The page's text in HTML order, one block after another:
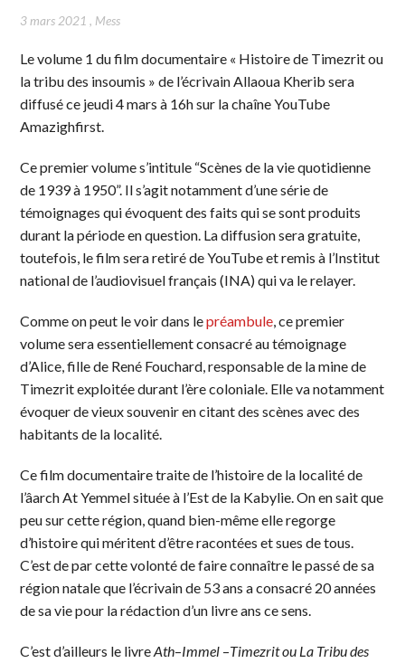
3 mars 2021 , Mess
Le volume 1 du film documentaire « Histoire de Timezrit ou
la tribu des insoumis » de l’écrivain Allaoua Kherib sera
diffusé ce jeudi 4 mars à 16h sur la chaîne YouTube
Amazighfirst.
Ce premier volume s’intitule “Scènes de la vie quotidienne
de 1939 à 1950”. Il s’agit notamment d’une série de
témoignages qui évoquent des faits qui se sont produits
durant la période en question. La diffusion sera gratuite,
toutefois, le film sera retiré de YouTube et remis à l’Institut
national de l’audiovisuel français (INA) qui va le relayer.
Comme on peut le voir dans lepréambule, ce premier
volume sera essentiellement consacré au témoignage
d’Alice, fille de René Fouchard, responsable de la mine de
Timezrit exploitée durant l’ère coloniale. Elle va notamment
évoquer de vieux souvenir en citant des scènes avec des
habitants de la localité.
Ce film documentaire traite de l’histoire de la localité de
l’âarch At Yemmel située à l’Est de la Kabylie. On en sait que
peu sur cette région, quand bien-même elle regorge
d’histoire qui méritent d’être racontées et sues de tous.
C’est de par cette volonté de faire connaître le passé de sa
région natale que l’écrivain de 53 ans a consacré 20 années
de sa vie pour la rédaction d’un livre ans ce sens.
C’est d’ailleurs le livreAth–Immel –Timezrit ou La Tribu des